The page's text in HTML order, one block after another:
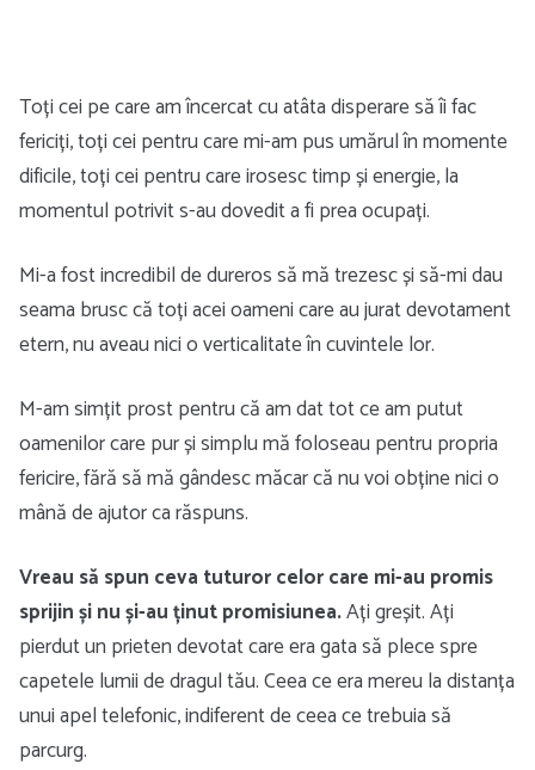
Toți cei pe care am încercat cu atâta disperare să îi fac
fericiți, toți cei pentru care mi-am pus umărul în momente
dificile, toți cei pentru care irosesc timp și energie, la
momentul potrivit s-au dovedit a fi prea ocupați.
Mi-a fost incredibil de dureros să mă trezesc și să-mi dau
seama brusc că toți acei oameni care au jurat devotament
etern, nu aveau nici o verticalitate în cuvintele lor.
M-am simțit prost pentru că am dat tot ce am putut
oamenilor care pur și simplu mă foloseau pentru propria
fericire, fără să mă gândesc măcar că nu voi obține nici o
mână de ajutor ca răspuns.
Vreau să spun ceva tuturor celor care mi-au promis
sprijin și nu și-au ținut promisiunea.Ați greșit. Ați
pierdut un prieten devotat care era gata să plece spre
capetele lumii de dragul tău. Ceea ce era mereu la distanța
unui apel telefonic, indiferent de ceea ce trebuia să
parcurg.